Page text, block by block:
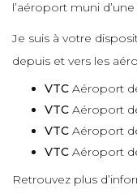
l’aéroport muni
Je suis à votre
depuis et vers les
VTC Aéroport
VTC Aéroport
VTC Aéroport
VTC Aéroport
Retrouvez plus